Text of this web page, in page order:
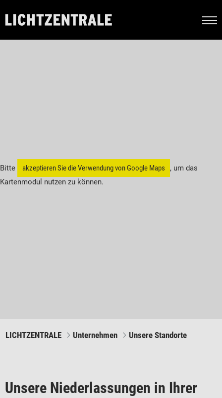
Bitte akzeptieren Sie die Verwendung von Google Maps
, um das
Kartenmodul nutzen zu können.
LICHTZENTRALE Unternehmen Unsere Standorte
Unsere Niederlassungen in Ihrer